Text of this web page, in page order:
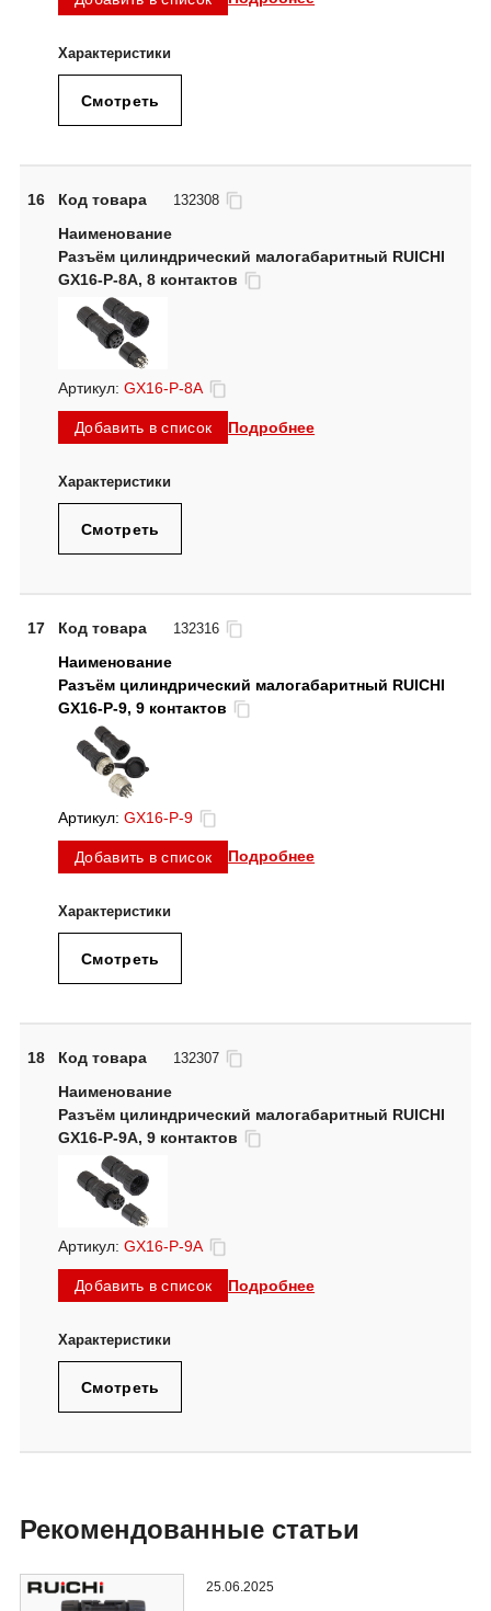
Смотреть
16 Код товара 132308
Разъём цилиндрический малогабаритный RUICHI
GX16-P-8A, 8 контактов
Артикул: GX16-P-8A
Добавить в список Подробнее
Смотреть
17 Код товара 132316
Разъём цилиндрический малогабаритный RUICHI
GX16-P-9, 9 контактов
Артикул: GX16-P-9
Добавить в список Подробнее
Смотреть
18 Код товара 132307
Разъём цилиндрический малогабаритный RUICHI
GX16-P-9A, 9 контактов
Артикул: GX16-P-9A
Добавить в список Подробнее
Смотреть
Рекомендованные статьи
25.06.2025